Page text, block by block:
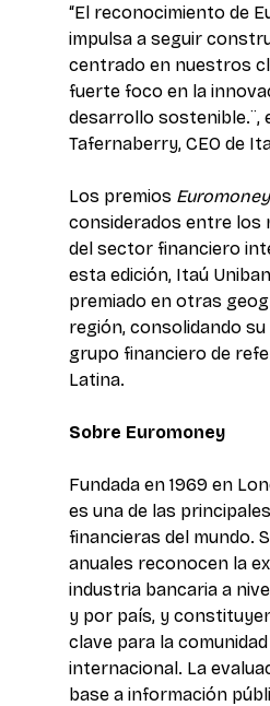
“El reconocimiento de
impulsa a seguir
centrado en nuestros
fuerte foco en la
desarrollo sostenible.¨,
Tafernaberry, CEO de
Los premios Euromoney
considerados entre los
del sector financiero
esta edición, Itaú
premiado en otras
región, consolidando
grupo financiero de
Latina.
Sobre Euromoney
Fundada en 1969 en
es una de las
financieras del mundo.
anuales reconocen la
industria bancaria a
y por país, y
clave para la
internacional. La
base a información